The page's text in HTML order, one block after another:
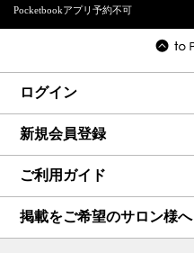
Pocketbookアプリ予約不可
ログイン
新規会員登録
ご利用ガイド
掲載をご希望のサロン様へ